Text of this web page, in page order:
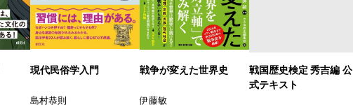
現代民俗学入門
島村恭則
戦争が変えた世界史
伊藤敏
戦国歴史検定 秀吉編 公
式テキスト